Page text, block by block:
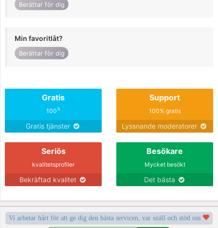
Berättar för dig
Min favoritlåt?
Berättar för dig
Gratis
100%
Gratis tjänster
Support
100% gratis
Lyssnande moderatorer
Seriös
kvalitetsprofiler
Bekräftad kvalitet
Besökare
Mycket besökt
Det bästa
Vi arbetar hårt för att ge dig den bästa servicen, var snäll och stöd oss